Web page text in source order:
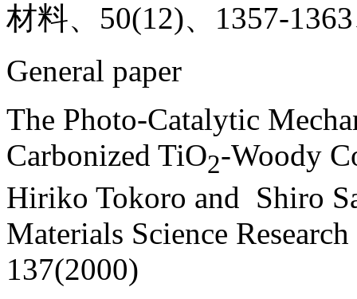
材料、50(12)、1357-
General paper
The Photo-Catalytic
Carbonized TiO2-Woody
Hiriko Tokoro and Shiro
Materials Science
137(2000)